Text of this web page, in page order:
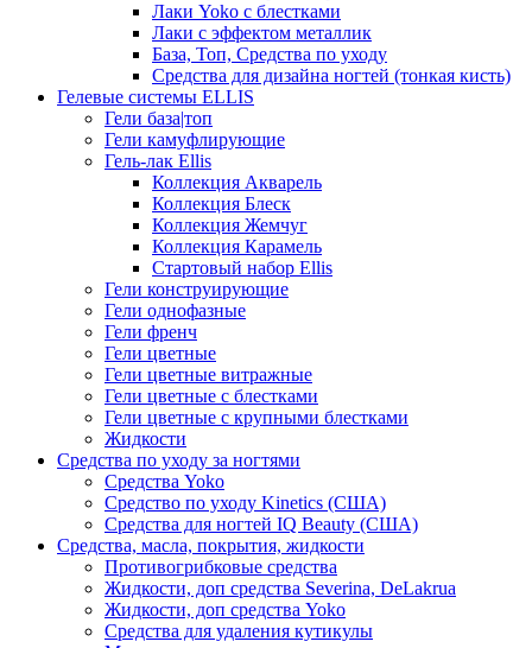
Лаки Yoko с блестками
Лаки с эффектом металлик
База, Топ, Средства по уходу
Средства для дизайна ногтей (тонкая кисть)
Гелевые системы ELLIS
Гели база|топ
Гели камуфлирующие
Гель-лак Ellis
Коллекция Акварель
Коллекция Блеск
Коллекция Жемчуг
Коллекция Карамель
Стартовый набор Ellis
Гели конструирующие
Гели однофазные
Гели френч
Гели цветные
Гели цветные витражные
Гели цветные с блестками
Гели цветные с крупными блестками
Жидкости
Средства по уходу за ногтями
Средства Yoko
Средство по уходу Kinetics (США)
Средства для ногтей IQ Beauty (США)
Средства, масла, покрытия, жидкости
Противогрибковые средства
Жидкости, доп средства Severina, DeLakrua
Жидкости, доп средства Yoko
Средства для удаления кутикулы